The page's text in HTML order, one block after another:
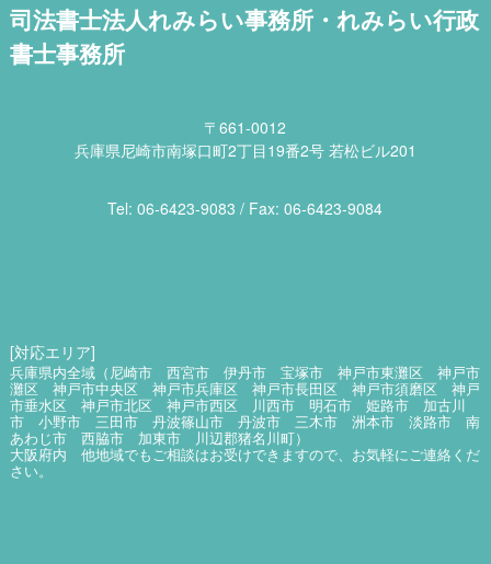
司法書士法人れみらい事務所・れみらい行政
書士事務所
〒661-0012
兵庫県尼崎市南塚口町2丁目19番2号 若松ビル201
Tel: 06​-6423​-9083 / Fax: 06​-6423​-9084
[対応エリア]
兵庫県内全域（尼崎市 西宮市 伊丹市 宝塚市 神戸市東灘区 神戸市
灘区 神戸市中央区 神戸市兵庫区 神戸市長田区 神戸市須磨区 神戸
市垂水区 神戸市北区 神戸市西区 川西市 明石市 姫路市 加古川
市 小野市 三田市 丹波篠山市 丹波市 三木市 洲本市 淡路市 南
あわじ市 西脇市 加東市 川辺郡猪名川町）
大阪府内 他地域でもご相談はお受けできますので、お気軽にご連絡くだ
さい。